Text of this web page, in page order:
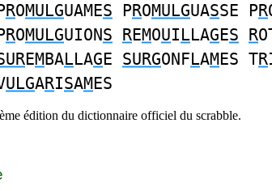
ROMULGUAMES PROMULGUASSE PR
ROMULGUIONS REMOUILLAGES R
EMBALLAGE SURGONFLAMES TR
ULGARISAMES
édition du dictionnaire officiel du scrabble.